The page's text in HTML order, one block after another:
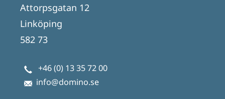
Attorpsgatan 12
Linköping
582 73
+46 (0) 13 35 72 00
info@domino.se